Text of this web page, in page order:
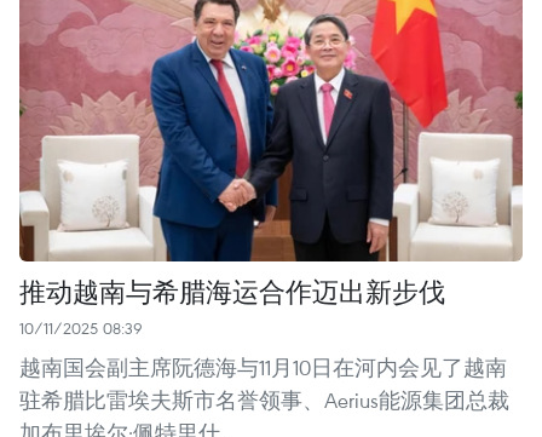
推动越南与希腊海运合作迈出新步伐
10/11/2025 08:39
越南国会副主席阮德海与11月10日在河内会见了越南
驻希腊比雷埃夫斯市名誉领事、Aerius能源集团总裁